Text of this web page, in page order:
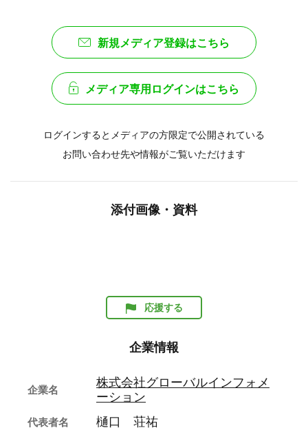
新規メディア登録はこちら
メディア専用ログインはこちら
ログインするとメディアの方限定で公開されている
お問い合わせ先や情報がご覧いただけます
添付画像・資料
応援する
企業情報
企業名
株式会社グローバルインフォメ
ーション
代表者名 樋口 荘祐